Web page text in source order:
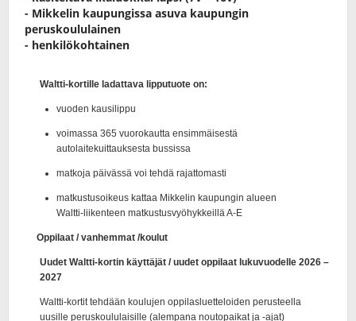
- Mikkelin kaupungissa asuva kaupungin
peruskoululainen
- henkilökohtainen